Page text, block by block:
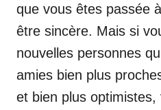
que vous êtes passée
être sincère. Mais si
nouvelles personnes
amies bien plus
et bien plus optimistes,